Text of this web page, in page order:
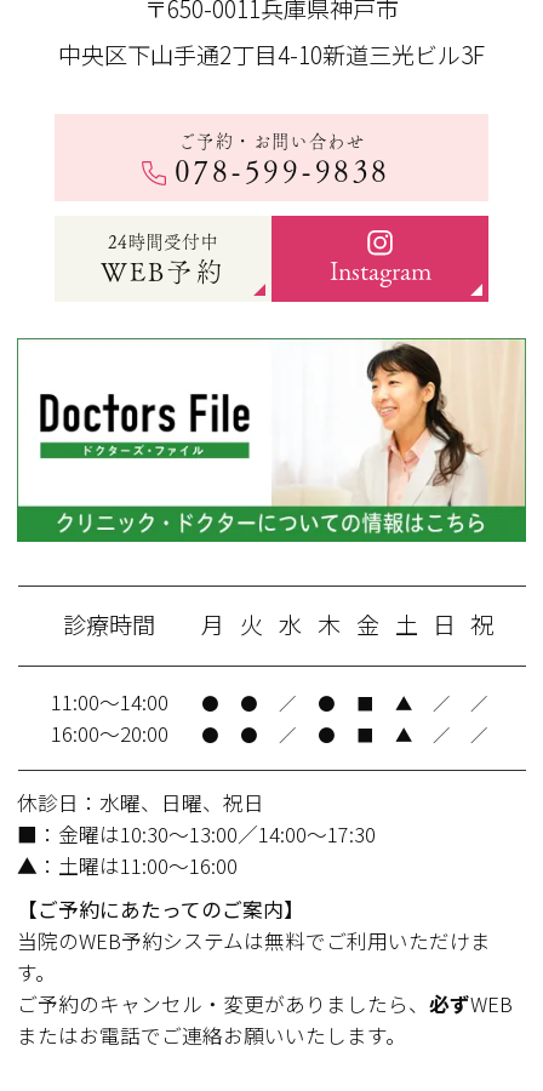
〒650-0011兵庫県神戸市
中央区下山手通2丁目4-10新道三光ビル3F
ご予約・お問い合わせ
078-599-9838
24時間受付中
WEB予約 Instagram
診療時間 月 火 水 木 金 土 日 祝
11:00～14:00 ● ● ／ ● ■ ▲ ／ ／
16:00～20:00 ● ● ／ ● ■ ▲ ／ ／
休診日：水曜、日曜、祝日
■：金曜は10:30～13:00／14:00～17:30
▲：土曜は11:00～16:00
【ご予約にあたってのご案内】
当院のWEB予約システムは無料でご利用いただけま
す。
ご予約のキャンセル・変更がありましたら、必ずWEB
またはお電話でご連絡お願いいたします。